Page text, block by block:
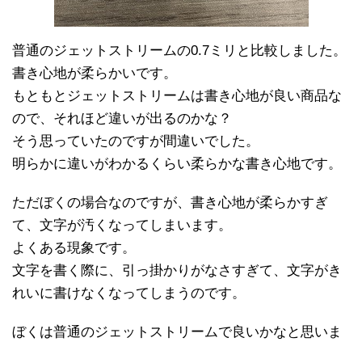
普通のジェットストリームの0.7ミリと比較しました。
書き心地が柔らかいです。
もともとジェットストリームは書き心地が良い商品な
ので、それほど違いが出るのかな？
そう思っていたのですが間違いでした。
明らかに違いがわかるくらい柔らかな書き心地です。
ただぼくの場合なのですが、書き心地が柔らかすぎ
て、文字が汚くなってしまいます。
よくある現象です。
文字を書く際に、引っ掛かりがなさすぎて、文字がき
れいに書けなくなってしまうのです。
ぼくは普通のジェットストリームで良いかなと思いま